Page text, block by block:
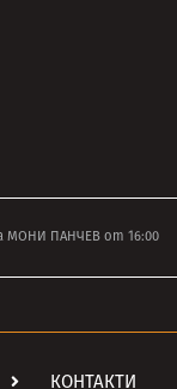
МОНИ ПАНЧЕВ от 16:00
КОНТАКТИ